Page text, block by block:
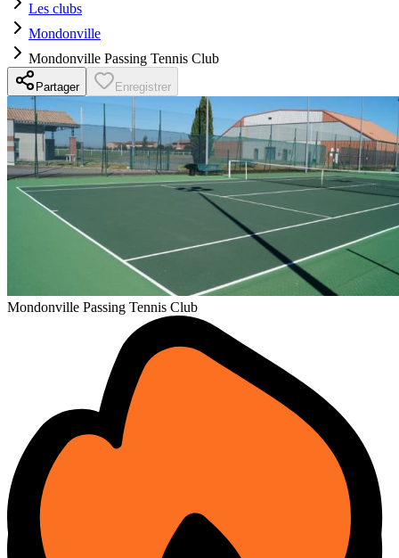
Les clubs
Mondonville
Mondonville Passing Tennis Club
Partager Enregistrer
Mondonville Passing Tennis Club